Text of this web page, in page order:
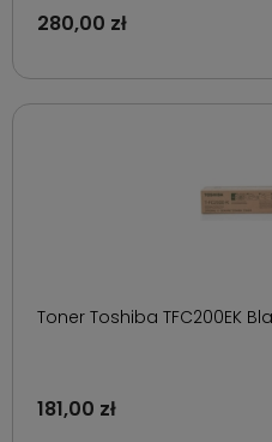
280,00 zł
Toner Toshiba TFC200EK
181,00 zł